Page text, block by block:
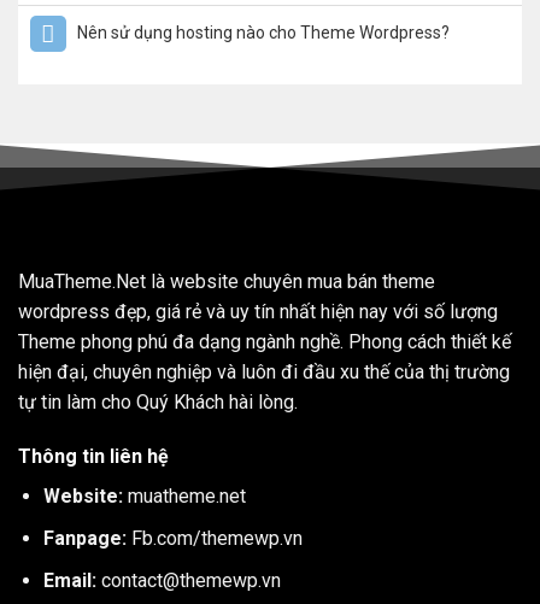
Nên sử dụng hosting nào cho Theme Wordpress?
MuaTheme.Net là website chuyên mua bán theme
wordpress đẹp, giá rẻ và uy tín nhất hiện nay với số lượng
Theme phong phú đa dạng ngành nghề. Phong cách thiết kế
hiện đại, chuyên nghiệp và luôn đi đầu xu thế của thị trường
tự tin làm cho Quý Khách hài lòng.
Thông tin liên hệ
Website: muatheme.net
Fanpage: Fb.com/themewp.vn
Email: contact@themewp.vn